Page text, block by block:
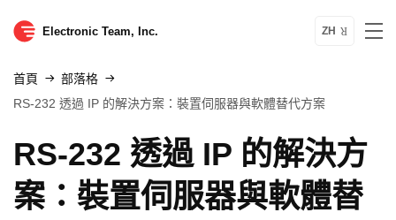
Electronic Team, Inc. ZH
首頁
部落格
RS-232 透過 IP 的解決方案：裝置伺服器與軟體替代方案
RS-232 透過 IP 的解決方
案：裝置伺服器與軟體替